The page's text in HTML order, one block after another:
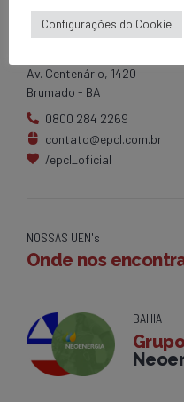
EPCL
Matriz
Av. Centenário, 1420
Brumado - BA
0800 284 2269
contato@epcl.com.br
/epcl_oficial
NOSSAS UEN's
Onde nos
BAHIA
Grupo
Configurações do Cookie